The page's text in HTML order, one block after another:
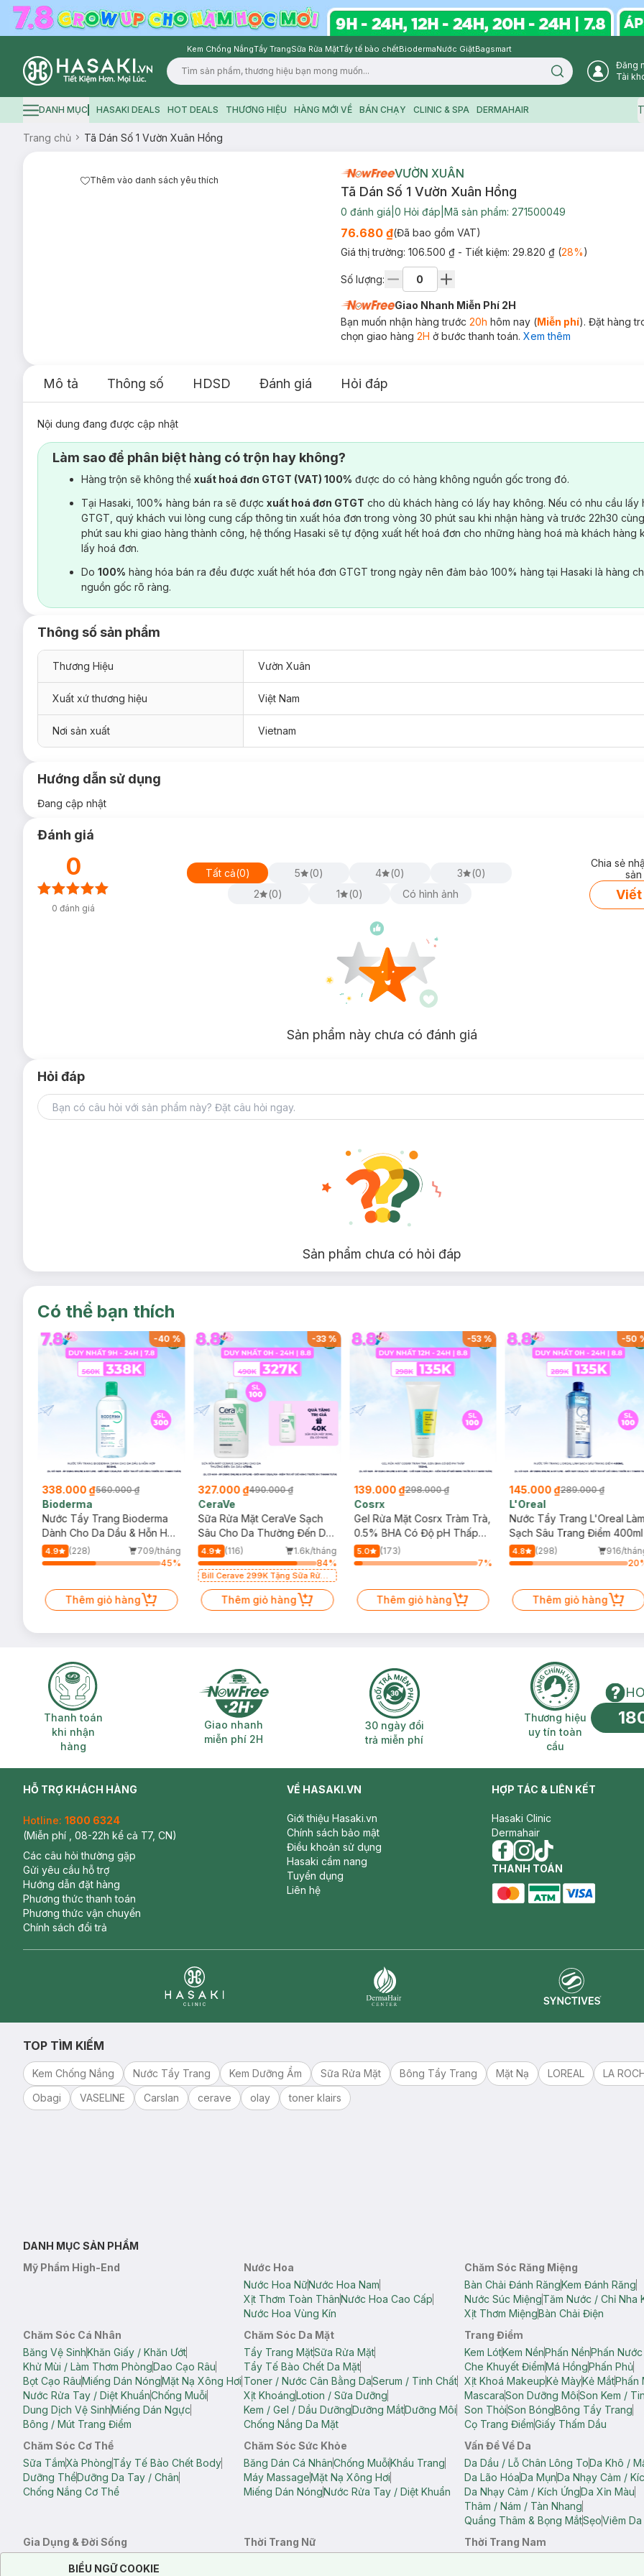
Kem Chống NắngTẩy TrangSữa Rửa MặtTẩy tế bào chếtBiodermaNước GiặtBagsmart
Logo
Search icon
Đăng
Tài
Hamburger icon
DANH MỤC HASAKI DEALS HOT DEALS THƯƠNG HIỆU HÀNG MỚI VỀ BÁN CHẠY CLINIC & SPA DERMAHAIR
Trang chủ Tã Dán Số 1 Vườn Xuân Hồng
Thêm vào danh sách yêu thích VƯỜN XUÂN
Tã Dán Số 1 Vườn Xuân Hồng
0 đánh giá 0 Hỏi đáp Mã sản phẩm: 271500049
76.680 ₫(Đã bao gồm VAT)
Giá thị trường: 106.500 ₫ - Tiết kiệm: 29.820 ₫(28%)
Số lượng:
Giao Nhanh Miễn Phí 2H
Bạn muốn nhận hàng trước 20h hôm nay (Miễn phí). Đặt hàng
chọn giao hàng 2H ở bước thanh toán. Xem thêm
Mô tả Thông số HDSD Đánh giá Hỏi đáp
Nội dung đang được cập nhật
Làm sao để phân biệt hàng có trộn hay không?
Hàng trộn sẽ không thể xuất hoá đơn GTGT (VAT) 100% được do có hàng không nguồn gốc trong đó.
Tại Hasaki, 100% hàng bán ra sẽ được xuất hoá đơn GTGT cho dù khách hàng có lấy hay không. Nếu có nhu cầu lấy
GTGT, quý khách vui lòng cung cấp thông tin xuất hóa đơn trong vòng 30 phút sau khi nhận hàng và trước 22h30
phút sau khi giao hàng thành công, hệ thống Hasaki sẽ tự động xuất hết hoá đơn cho những hàng hoá mà khách hàng
lấy hoá đơn.
Do 100% hàng hóa bán ra đều được xuất hết hóa đơn GTGT trong ngày nên đảm bảo 100% hàng tại Hasaki là hàng
nguồn gốc rõ ràng.
Thông số sản phẩm
Thương Hiệu Vườn Xuân
Xuất xứ thương hiệu Việt Nam
Nơi sản xuất Vietnam
Hướng dẫn sử dụng
Đang cập nhật
Đánh giá
0
0 đánh giá
Tất cả(0) 5 (0) 4 (0) 3 (0)
2
(0) 1 (0) Có hình ảnh
Chia sẻ
Viết
Sản phẩm này chưa có đánh giá
Hỏi đáp
Sản phẩm chưa có hỏi đáp
Có thể bạn thích
-40 %
338.000 ₫560.000 ₫
Bioderma
Nước Tẩy Trang Bioderma
Dành Cho Da Dầu & Hỗn Hợp
500ml
4.9 (228)
709/tháng
45%
Thêm giỏ hàng
-33%
327.000 ₫490.000 ₫
CeraVe
Sữa Rửa Mặt CeraVe Sạch
Sâu Cho Da Thường Đến Da
Dầu 473ml
4.9 (116)
1.6k/tháng
84%
Bill Cerave 299K Tặng Sữa Rửa
Thêm giỏ hàng
-53%
139.000 ₫298.000 ₫
Cosrx
Gel Rửa Mặt Cosrx Tràm Trà,
0.5% BHA Có Độ pH Thấp
150ml
5.0
(173)
7%
Thêm giỏ hàng
-50
145.000 ₫289.000 ₫
L'Oreal
Nước Tẩy Trang L'Oreal
Sạch Sâu Trang Điểm 400ml
4.8 (298)
916/
20
Thêm giỏ hàng
Thanh toán khi nhận hàng
Thanh toán
khi nhận
hàng
Giao nhanh miễn phí 2H
Giao nhanh
miễn phí 2H
30 ngày đổi trả miễn phí
30 ngày đổi
trả miễn phí
Thương hiệu
Thương hiệu
uy tín toàn
cầu
HỖ TRỢ KHÁCH HÀNG
Hotline: 1800 6324
(Miễn phí , 08-22h kể cả T7, CN)
Các câu hỏi thường gặp
Gửi yêu cầu hỗ trợ
Hướng dẫn đặt hàng
Phương thức thanh toán
Phương thức vận chuyển
Chính sách đổi trả
VỀ HASAKI.VN
Giới thiệu Hasaki.vn
Chính sách bảo mật
Điều khoản sử dụng
Hasaki cẩm nang
Tuyển dụng
Liên hệ
HỢP TÁC & LIÊN KẾT
Hasaki Clinic
Dermahair
facebook
instagram
tiktok
THANH TOÁN
TOP TÌM KIẾM
Kem Chống Nắng Nước Tẩy Trang Kem Dưỡng Ẩm Sữa Rửa Mặt Bông Tẩy Trang Mặt Nạ LOREAL
LA
Obagi
VASELINE Carslan cerave olay toner klairs
DANH MỤC SẢN PHẨM
Mỹ Phẩm High-End
Nước Hoa
Nước Hoa NữNước Hoa Nam
Xịt Thơm Toàn ThânNước Hoa Cao Cấp
Nước Hoa Vùng Kín
Chăm Sóc Răng Miệng
Bàn Chải Đánh RăngKem Đánh Răng
Nước Súc MiệngTăm Nước / Chỉ Nha
Xịt Thơm MiệngBàn Chải Điện
Chăm Sóc Cá Nhân
Băng Vệ SinhKhăn Giấy / Khăn Ướt
Khử Mùi / Làm Thơm PhòngDao Cạo Râu
Bọt Cạo RâuMiếng Dán NóngMặt Nạ Xông Hơi
Nước Rửa Tay / Diệt KhuẩnChống Muỗi
Dung Dịch Vệ SinhMiếng Dán Ngực
Bông / Mút Trang Điểm
Chăm Sóc Da Mặt
Tẩy Trang MặtSữa Rửa Mặt
Tẩy Tế Bào Chết Da Mặt
Toner / Nước Cân Bằng DaSerum / Tinh Chất
Xịt KhoángLotion / Sữa Dưỡng
Kem / Gel / Dầu DưỡngDưỡng MắtDưỡng Môi
Chống Nắng Da Mặt
Trang Điểm
Kem LótKem NềnPhấn NềnPhấn
Che Khuyết ĐiểmMá HồngPhấn Phủ
Xịt Khoá MakeupKẻ MàyKẻ MắtPhấn
MascaraSon Dưỡng MôiSon Kem /
Son ThỏiSon BóngBông Tẩy Trang
Cọ Trang ĐiểmGiấy Thấm Dầu
Chăm Sóc Cơ Thể
Sữa TắmXà PhòngTẩy Tế Bào Chết Body
Dưỡng ThểDưỡng Da Tay / Chân
Chống Nắng Cơ Thể
Chăm Sóc Sức Khỏe
Băng Dán Cá NhânChống MuỗiKhẩu Trang
Máy MassageMặt Nạ Xông Hơi
Miếng Dán NóngNước Rửa Tay / Diệt Khuẩn
Vấn Đề Về Da
Da Dầu / Lỗ Chân Lông ToDa Khô /
Da Lão HóaDa MụnDa Nhạy Cảm /
Da Nhạy Cảm / Kích ỨngDa Xỉn Màu
Thâm / Nám / Tàn Nhang
Quầng Thâm & Bọng MắtSẹoViêm
Gia Dụng & Đời Sống
Bông Tắm / Phụ Kiện Tắm
Phụ Kiện Điện Thoại Quạt Cầm Tay / Quạt Mini
Thời Trang Nữ
Thời Trang Nam
Cookie Consent
Notice about cookies usage
BIỂU NGỮ COOKIE